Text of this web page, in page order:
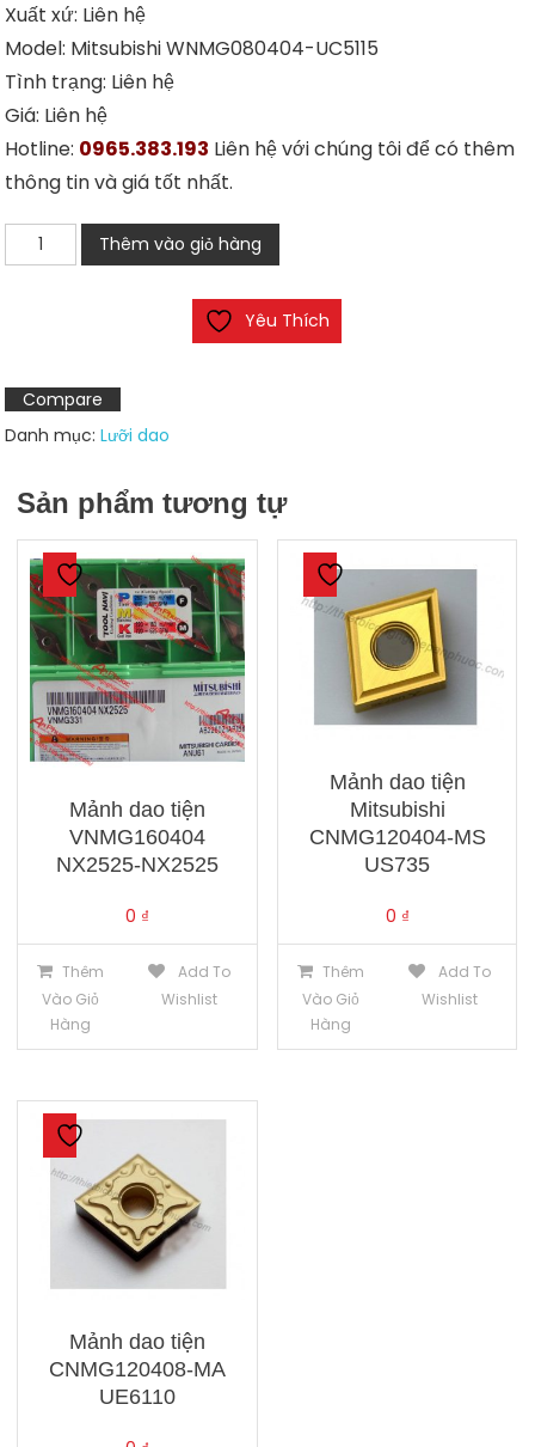
Xuất xứ: Liên hệ
Model: Mitsubishi WNMG080404-UC5115
Tình trạng: Liên hệ
Giá: Liên hệ
Hotline: 0965.383.193 Liên hệ với chúng tôi để có thêm
thông tin và giá tốt nhất.
Mảnh
dao
UC5115
số
lượng
Thêm vào giỏ hàng
Yêu Thích
Compare
Danh mục:Lưỡi dao
Sản phẩm tương tự
Mảnh dao tiện
VNMG160404
NX2525-NX2525
0 ₫
Thêm
Vào Giỏ
Hàng
Add To
Wishlist
Mảnh dao tiện
Mitsubishi
CNMG120404-MS
US735
0 ₫
Thêm
Vào Giỏ
Hàng
Add To
Wishlist
Mảnh dao tiện
CNMG120408-MA
UE6110